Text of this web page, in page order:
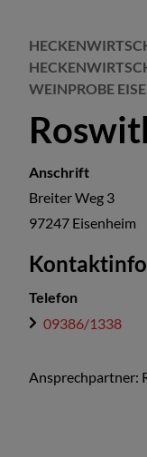
WEINPROBE
Ansprechpartner:
Anschrift
Breiter Weg 3
97247 Eisenheim
Telefon
09386/1338